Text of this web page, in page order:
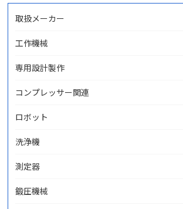
取扱メーカー
工作機械
専用設計製作
コンプレッサー関連
ロボット
洗浄機
測定器
鍛圧機械